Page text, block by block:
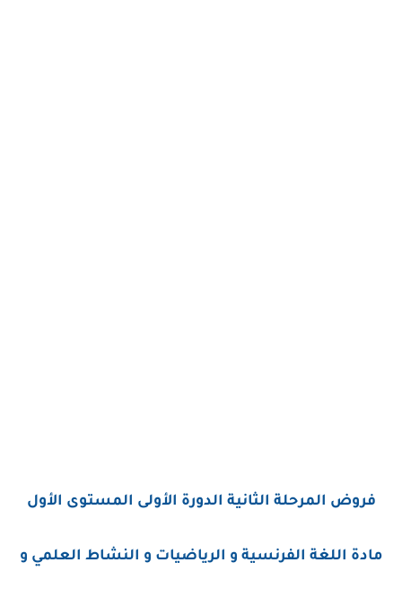
فروض المرحلة الثانية الدورة الأولى المستوى الأول
مادة اللغة الفرنسية و الرياضيات و النشاط العلمي و